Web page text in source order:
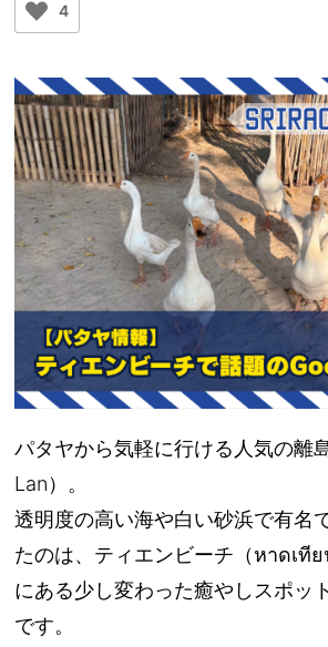
4
パタヤから気軽に行ける人気の離
Lan）。
透明度の高い海や白い砂浜で有名
たのは、ティエンビーチ（หาดเทีย
にある少し変わった癒やしスポッ
です。